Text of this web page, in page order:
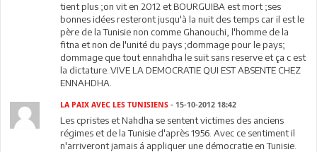
tient plus ;on vit en 2012 et BOURGUIBA est mort ;ses
bonnes idées resteront jusqu'à la nuit des temps car il est le
père de la Tunisie non comme Ghanouchi, l'homme de la
fitna et non de l'unité du pays ;dommage pour le pays;
dommage que tout ennahdha le suit sans reserve et ça c est
la dictature..VIVE LA DEMOCRATIE QUI EST ABSENTE CHEZ
ENNAHDHA.
LA PAIX AVEC LES TUNISIENS - 15-10-2012 18:42
Les cpristes et Nahdha se sentent victimes des anciens
régimes et de la Tunisie d'après 1956. Avec ce sentiment il
n'arriveront jamais á appliquer une démocratie en Tunisie.